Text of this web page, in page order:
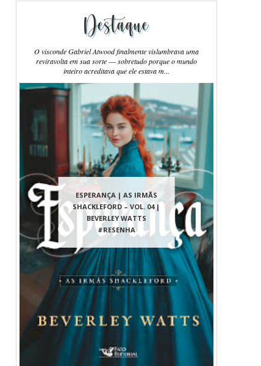
Destaque
ESPERANÇA | AS IRMÃS
SHACKLEFORD – VOL. 04 |
BEVERLEY WATTS
#RESENHA
O visconde Gabriel Atwood finalmente vislumbrava uma
reviravolta em sua sorte ― sobretudo porque o mundo
inteiro acreditava que ele estava m...